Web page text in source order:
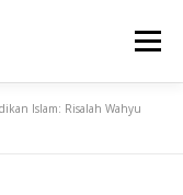
Menu
Islam: Risalah Wahyu